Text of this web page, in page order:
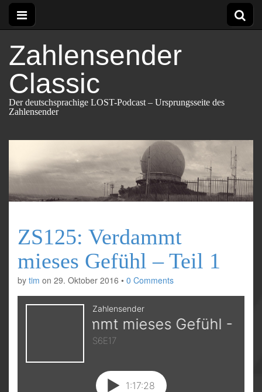
Zahlensender
Classic
Der deutschsprachige LOST-Podcast – Ursprungsseite des
Zahlensender
ZS125: Verdammt
mieses Gefühl – Teil 1
by tim on 29. Oktober 2016 • 0 Comments